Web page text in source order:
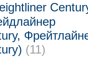
(11)